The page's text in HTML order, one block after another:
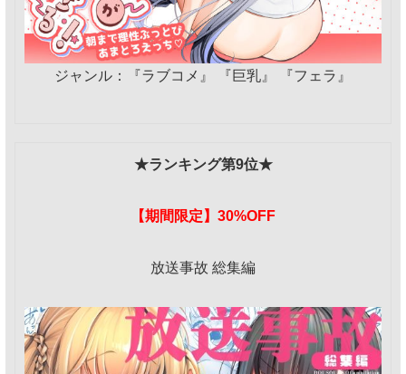
ジャンル：『ラブコメ』 『巨乳』 『フェラ』
★ランキング第9位★
【期間限定】30%OFF
放送事故 総集編